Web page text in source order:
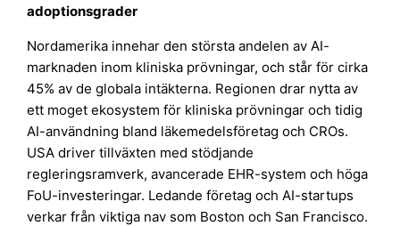
adoptionsgrader
Nordamerika innehar den största andelen av AI-
marknaden inom kliniska prövningar, och står för cirka
45% av de globala intäkterna. Regionen drar nytta av
ett moget ekosystem för kliniska prövningar och tidig
AI-användning bland läkemedelsföretag och CROs.
USA driver tillväxten med stödjande
regleringsramverk, avancerade EHR-system och höga
FoU-investeringar. Ledande företag och AI-startups
verkar från viktiga nav som Boston och San Francisco.